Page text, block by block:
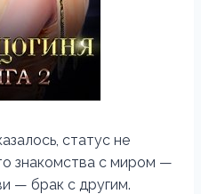
статус не
знакомства с миром —
— брак с другим.